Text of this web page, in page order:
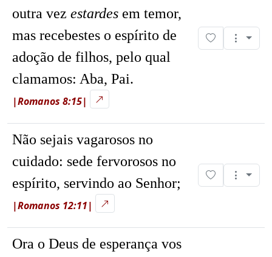
outra vez estardes em temor,
mas recebestes o espírito de
adoção de filhos, pelo qual
clamamos: Aba, Pai.
|Romanos 8:15|
Não sejais vagarosos no
cuidado: sede fervorosos no
espírito, servindo ao Senhor;
|Romanos 12:11|
Ora o Deus de esperança vos